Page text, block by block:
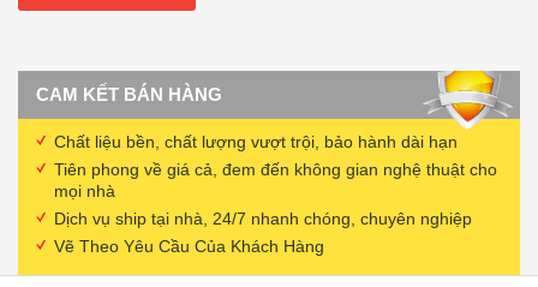
CAM KẾT BÁN HÀNG
Chất liệu bền, chất lượng vượt trội, bảo hành dài hạn
Tiên phong về giá cả, đem đến không gian nghệ thuật cho
mọi nhà
Dịch vụ ship tại nhà, 24/7 nhanh chóng, chuyên nghiệp
Vẽ Theo Yêu Cầu Của Khách Hàng